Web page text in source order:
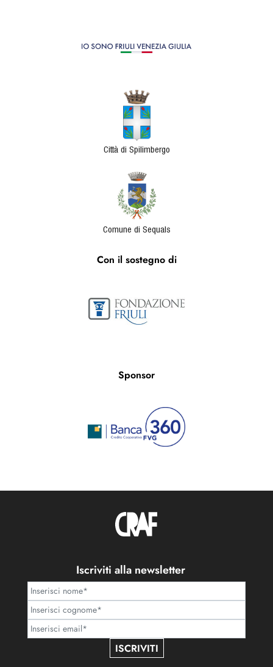
Città di Spilimbergo
Comune di Sequals
Con il sostegno di
Sponsor
Iscriviti alla newsletter
ISCRIVITI